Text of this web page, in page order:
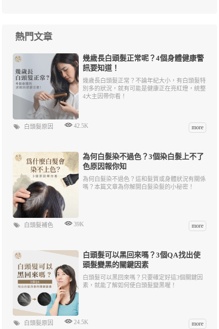
熱門文章
幾歲長白頭髮正常呢？4個身體健康警
訊要知道！
幾歲長白頭髮正常？不論年紀大小，有白頭髮特
別多的狀況，就有可能是健康正在亮紅燈，統整
4大主因帶你看！
白頭髮原因 42.5K more
為何白髮染不過色？3個染白髮上不了
色原因報你知
為何白髮染不過色？這和髮質或身體狀況有關係
嗎？本篇文章為你解開白髮染髮的小秘密！
白頭髮補色 39K more
白頭髮可以黑回來嗎？3個QA找出使
頭髮變黑的關鍵因素
白頭髮可以黑回來嗎？只要確定好這3個關鍵因
素，就能了解如何使白頭髮變黑喔！
白頭髮原因 24.5K more